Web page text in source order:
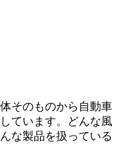
そのものから自動車
ています。どんな風
な製品を扱っている